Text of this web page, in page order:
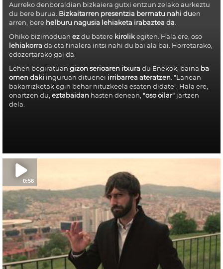
Aurreko denboraldian bizkaiera gutxi entzun zelako aurkeztu
du bere burua. Bizkaitarren presentzia bermatu nahi duen
arren, bere helburu nagusia lehiaketa irabaztea da.
Ohiko bizimoduanezdu batere kirolikegiten. Hala ere, oso
lehiakorra da eta finalera iritsi nahi du bai ala bai. Horretarako,
edozertarako gai da.
Lehen begiratuangizon serioaren itxura du Enekok, baina ba
omen daki inguruan dituenei irribarrea ateratzen. "Lanean
bakarrizketak egin behar nituzkeela esaten didate". Hala ere,
onartzen du,eztabaidan hasten denean, "oso oilar" jartzen
dela.
0:56